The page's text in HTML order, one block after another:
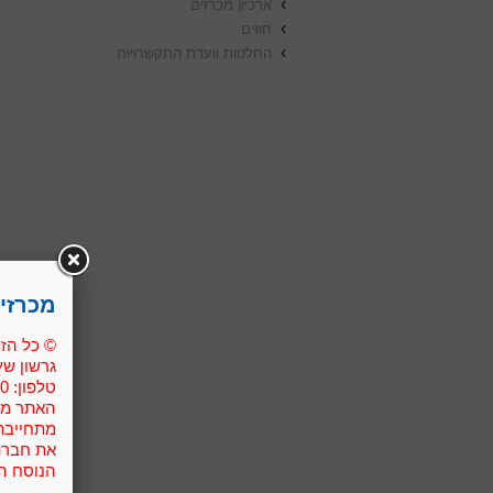
› ארכיון מכרזים
› חוזים
› החלטות וועדת התקשרויות
© כל
גרשון שץ גגה 6
טלפון: 03-7610300 פקס: 03-7610333.
האתר
את
הנוסח